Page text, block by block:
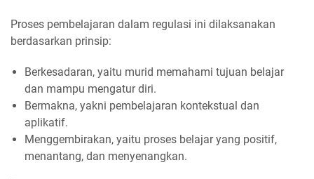
Proses pembelajaran dalam regulasi ini dilaksanakan
berdasarkan prinsip:
Berkesadaran, yaitu murid memahami tujuan belajar
dan mampu mengatur diri.
Bermakna, yakni pembelajaran kontekstual dan
aplikatif.
Menggembirakan, yaitu proses belajar yang positif,
menantang, dan menyenangkan.